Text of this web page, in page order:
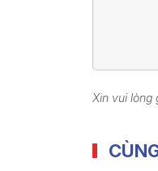
Xin vui lòng